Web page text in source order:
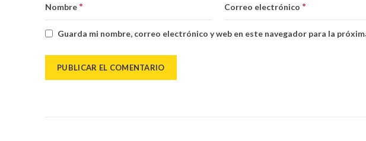
Nombre * Correo electrónico *
Guarda mi nombre, correo electrónico y web en este navegador para la